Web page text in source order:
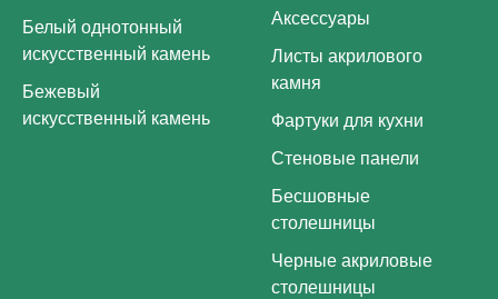
Белый однотонный
искусственный камень
Бежевый
искусственный камень
Аксессуары
Листы акрилового
камня
Фартуки для кухни
Стеновые панели
Бесшовные
столешницы
Черные акриловые
столешницы